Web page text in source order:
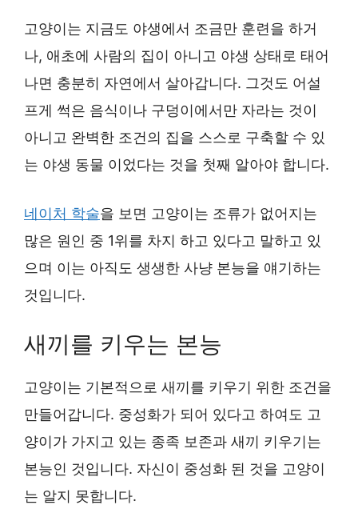
고양이는 지금도 야생에서 조금만 훈련을 하거
나, 애초에 사람의 집이 아니고 야생 상태로 태어
나면 충분히 자연에서 살아갑니다. 그것도 어설
프게 썩은 음식이나 구덩이에서만 자라는 것이
아니고 완벽한 조건의 집을 스스로 구축할 수 있
는 야생 동물 이었다는 것을 첫째 알아야 합니다.
네이처 학술을 보면 고양이는 조류가 없어지는
많은 원인 중 1위를 차지 하고 있다고 말하고 있
으며 이는 아직도 생생한 사냥 본능을 얘기하는
것입니다.
새끼를 키우는 본능
고양이는 기본적으로 새끼를 키우기 위한 조건을
만들어갑니다. 중성화가 되어 있다고 하여도 고
양이가 가지고 있는 종족 보존과 새끼 키우기는
본능인 것입니다. 자신이 중성화 된 것을 고양이
는 알지 못합니다.